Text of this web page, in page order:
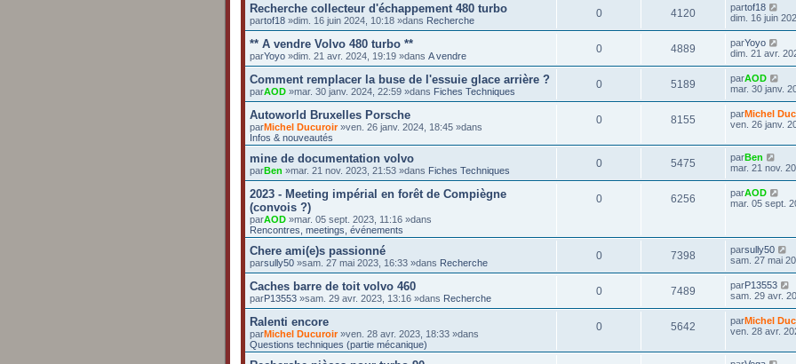
Recherche collecteur d'échappement 480 turbo
partof18 »dim. 16 juin 2024, 10:18 »dans Recherche
0 4120 partof18
dim. 16 juin
** A vendre Volvo 480 turbo **
parYoyo »dim. 21 avr. 2024, 19:19 »dans A vendre
0 4889 parYoyo
dim. 21 avr.
Comment remplacer la buse de l'essuie glace arrière ?
parAOD »mar. 30 janv. 2024, 22:59 »dans Fiches Techniques
0 5189 parAOD
mar. 30 janv.
Autoworld Bruxelles Porsche
parMichel Ducuroir»ven. 26 janv. 2024, 18:45 »dans
Infos & nouveautés
0 8155 parMichel
ven. 26 janv.
mine de documentation volvo
parBen »mar. 21 nov. 2023, 21:53 »dans Fiches Techniques
0 5475 parBen
mar. 21 nov.
2023 - Meeting impérial en forêt de Compiègne
(convois ?)
parAOD »mar. 05 sept. 2023, 11:16 »dans
Rencontres, meetings, événements
0 6256 parAOD
mar. 05 sept.
Chere ami(e)s passionné
parsully50 »sam. 27 mai 2023, 16:33 »dans Recherche
0 7398 parsully50
sam. 27 mai
Caches barre de toit volvo 460
parP13553 »sam. 29 avr. 2023, 13:16 »dans Recherche
0 7489 parP13553
sam. 29 avr.
Ralenti encore
parMichel Ducuroir»ven. 28 avr. 2023, 18:33 »dans
Questions techniques (partie mécanique)
0 5642 parMichel
ven. 28 avr.